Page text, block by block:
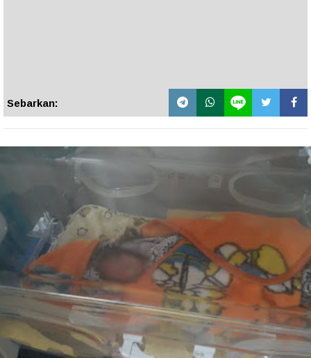
Sebarkan: